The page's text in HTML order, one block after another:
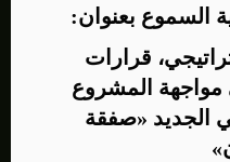
السموع بعنوان:
قرارات
مواجهة المشروع
الجديد «صفقة